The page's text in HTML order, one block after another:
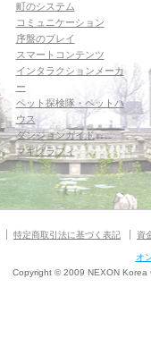
町のシステム
コミュニケーション
序盤のプレイ
スマートコンテンツ
インタラクションメーカ
ー
ペット探検隊・ペットハ
ウス
ダンジョンガイド
マギグラフィ
特定商取引法に基づく表記 資
オ
Copyright © 2009 NEXON Korea